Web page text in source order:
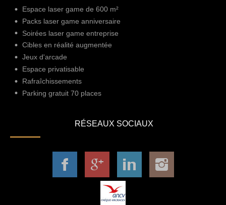
Espace laser game de 600 m²
Packs laser game anniversaire
Soirées laser game entreprise
Cibles en réalité augmentée
Jeux d'arcade
Espace privatisable
Rafraîchissements
Parking gratuit 70 places
RÉSEAUX SOCIAUX